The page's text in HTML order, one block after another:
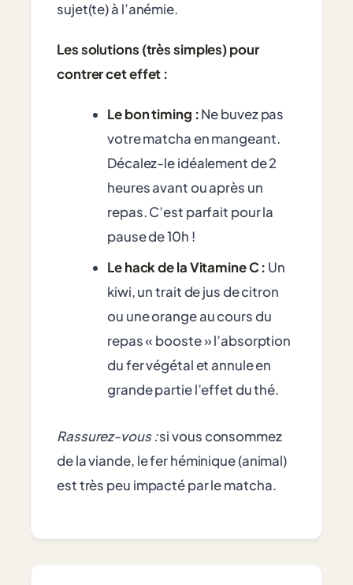
sujet(te) à l’anémie.
Les solutions (très simples) pour
contrer cet effet :
Le bon timing :Ne buvez pas
votre matcha en mangeant.
Décalez-le idéalement de 2
heures avant ou après un
repas. C’est parfait pour la
pause de 10h !
Le hack de la Vitamine C : Un
kiwi, un trait de jus de citron
ou une orange au cours du
repas « booste » l’absorption
du fer végétal et annule en
grande partie l’effet du thé.
Rassurez-vous :si vous consommez
de la viande, le fer héminique (animal)
est très peu impacté par le matcha.